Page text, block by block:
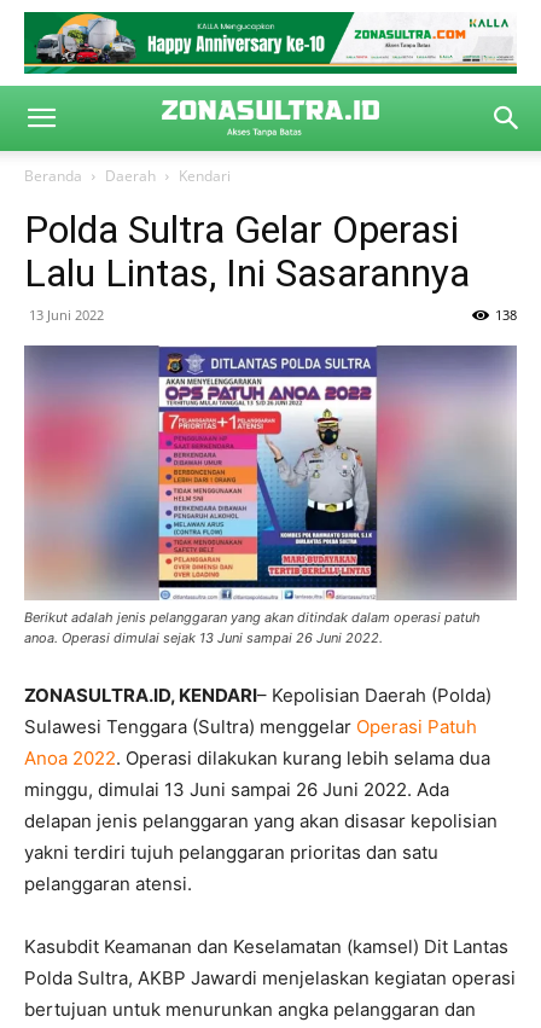
Beranda Daerah Kendari
Polda Sultra Gelar Operasi
Lalu Lintas, Ini Sasarannya
13 Juni 2022 138
Berikut adalah jenis pelanggaran yang akan ditindak dalam operasi patuh
anoa. Operasi dimulai sejak 13 Juni sampai 26 Juni 2022.
ZONASULTRA.ID, KENDARI– Kepolisian Daerah (Polda)
Sulawesi Tenggara (Sultra) menggelar Operasi Patuh
Anoa 2022. Operasi dilakukan kurang lebih selama dua
minggu, dimulai 13 Juni sampai 26 Juni 2022. Ada
delapan jenis pelanggaran yang akan disasar kepolisian
yakni terdiri tujuh pelanggaran prioritas dan satu
pelanggaran atensi.
Kasubdit Keamanan dan Keselamatan (kamsel) Dit Lantas
Polda Sultra, AKBP Jawardi menjelaskan kegiatan operasi
bertujuan untuk menurunkan angka pelanggaran dan